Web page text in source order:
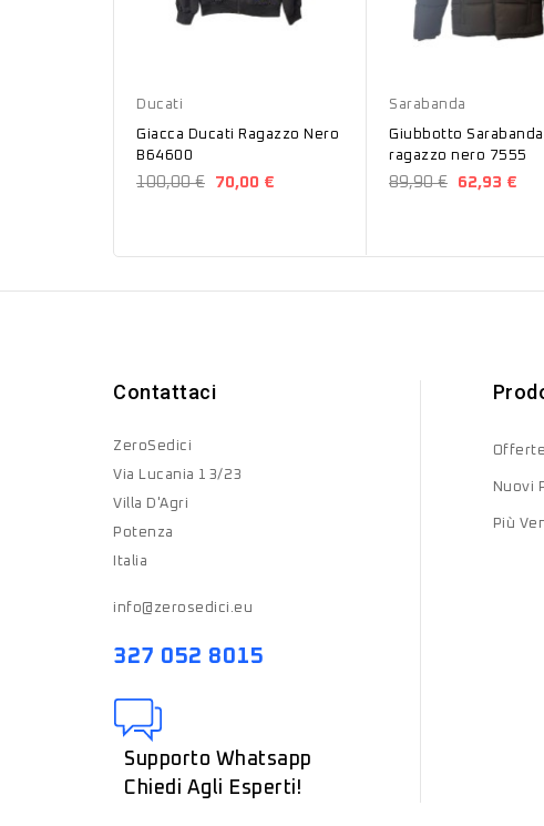
Ducati
Giacca Ducati Ragazzo Nero
B64600
100,00 € 70,00 €
Sarabanda
Giubbotto Sarabanda
ragazzo nero 7555
89,90 € 62,93 €
Contattaci
ZeroSedici
Via Lucania 13/23
Villa D'Agri
Potenza
Italia
info@zerosedici.eu
327 052 8015
Supporto Whatsapp
Chiedi Agli Esperti!
Offerte
Nuovi
Più